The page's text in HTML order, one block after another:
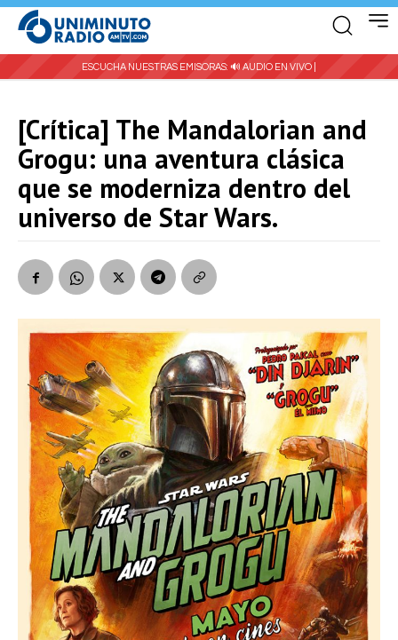
ESCUCHA NUESTRAS EMISORAS: 🔊 AUDIO EN VIVO |
[Crítica] The Mandalorian and
Grogu: una aventura clásica
que se moderniza dentro del
universo de Star Wars.